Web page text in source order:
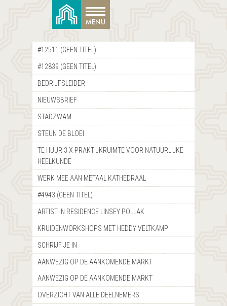
#12511 (GEEN TITEL)
#12839 (GEEN TITEL)
BEDRIJFSLEIDER
NIEUWSBRIEF
STADZWAM
STEUN DE BLOEI
TE HUUR 3 X PRAKTIJKRUIMTE VOOR NATUURLIJKE
HEELKUNDE
WERK MEE AAN METAAL KATHEDRAAL
#4943 (GEEN TITEL)
ARTIST IN RESIDENCE LINSEY POLLAK
KRUIDENWORKSHOPS MET HEDDY VELTKAMP
SCHRIJF JE IN
AANWEZIG OP DE AANKOMENDE MARKT
AANWEZIG OP DE AANKOMENDE MARKT
OVERZICHT VAN ALLE DEELNEMERS